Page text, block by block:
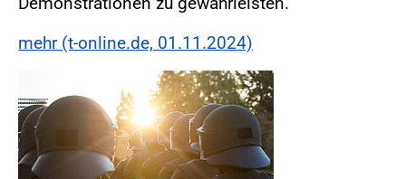
mehr (t-online.de, 01.11.2024)